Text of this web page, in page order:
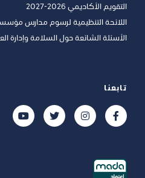
التقويم الأكاديمي 2026-2027
اللائحة التنظيمية لرسوم مدارس
الأسئلة الشائعة حول السلامة
تابعنا